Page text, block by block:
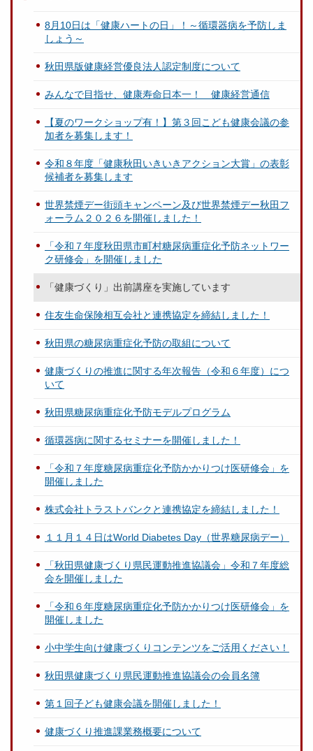
8月10日は「健康ハートの日」！～循環器病を予防しま
しょう～
秋田県版健康経営優良法人認定制度について
みんなで目指せ、健康寿命日本一！ 健康経営通信
【夏のワークショップ有！】第３回こども健康会議の参
加者を募集します！
令和８年度「健康秋田いきいきアクション大賞」の表彰
候補者を募集します
世界禁煙デー街頭キャンペーン及び世界禁煙デー秋田フ
ォーラム２０２６を開催しました！
「令和７年度秋田県市町村糖尿病重症化予防ネットワー
ク研修会」を開催しました
「健康づくり」出前講座を実施しています
住友生命保険相互会社と連携協定を締結しました！
秋田県の糖尿病重症化予防の取組について
健康づくりの推進に関する年次報告（令和６年度）につ
いて
秋田県糖尿病重症化予防モデルプログラム
循環器病に関するセミナーを開催しました！
「令和７年度糖尿病重症化予防かかりつけ医研修会」を
開催しました
株式会社トラストバンクと連携協定を締結しました！
１１月１４日はWorld Diabetes Day（世界糖尿病デー）
「秋田県健康づくり県民運動推進協議会」令和７年度総
会を開催しました
「令和６年度糖尿病重症化予防かかりつけ医研修会」を
開催しました
小中学生向け健康づくりコンテンツをご活用ください！
秋田県健康づくり県民運動推進協議会の会員名簿
第１回子ども健康会議を開催しました！
健康づくり推進課業務概要について